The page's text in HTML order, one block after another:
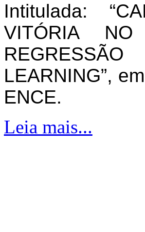
Intitulada:
VITÓRIA
LEARNING”,
ENCE.
Leia mais...